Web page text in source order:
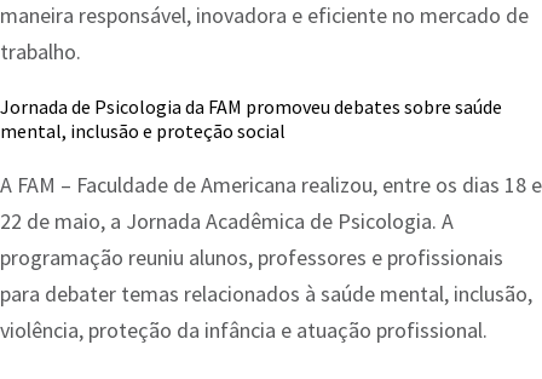
maneira responsável, inovadora e eficiente no mercado de
trabalho.
Jornada de Psicologia da FAM promoveu debates sobre saúde
mental, inclusão e proteção social
A FAM – Faculdade de Americana realizou, entre os dias 18 e
22 de maio, a Jornada Acadêmica de Psicologia. A
programação reuniu alunos, professores e profissionais
para debater temas relacionados à saúde mental, inclusão,
violência, proteção da infância e atuação profissional.